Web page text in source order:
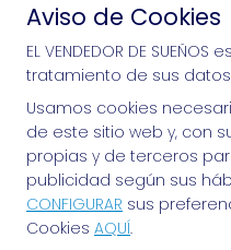
Si puedes soñarlo,
suerte!
EL VENDEDOR DE SUEÑOS
¿Quiénes somos?
Aviso de Cookies
EL VENDEDOR DE
tratamiento de sus
Usamos cookies
de este sitio web y, con
propias y de terceros
publicidad según sus
CONFIGURAR sus
Cookies AQUÍ.